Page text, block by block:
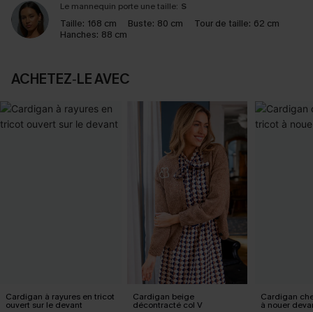
Le mannequin porte une taille: S
Taille: 168 cm Buste: 80 cm Tour de taille: 62 cm
Hanches: 88 cm
ACHETEZ‑LE AVEC
Cardigan à rayures en tricot
ouvert sur le devant
Cardigan beige
décontracté col V
Cardigan
à nouer